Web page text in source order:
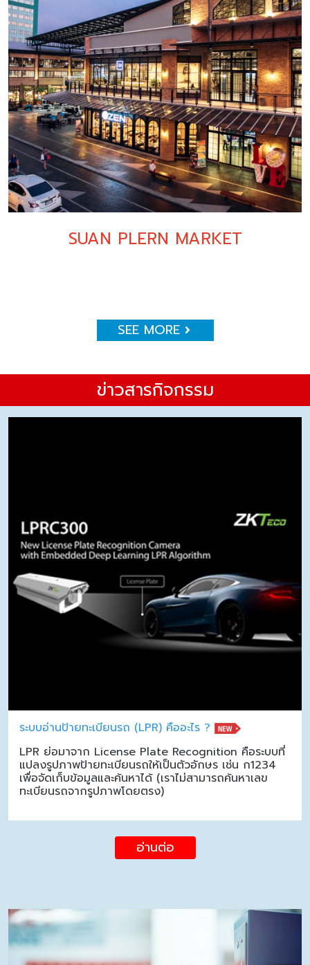
SUAN PLERN MARKET
SEE MORE
ข่าวสารกิจกรรม
ระบบอ่านป้ายทะเบียนรถ (LPR) คืออะไร ?
LPR ย่อมาจาก License Plate Recognition คือระบบที่
แปลงรูปภาพป้ายทะเบียนรถให้เป็นตัวอักษร เช่น ก1234
เพื่อจัดเก็บข้อมูลและค้นหาได้ (เราไม่สามารถค้นหาเลข
ทะเบียนรถจากรูปภาพโดยตรง)
อ่านต่อ